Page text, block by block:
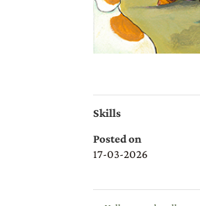
Skills
Posted on
17-03-2026